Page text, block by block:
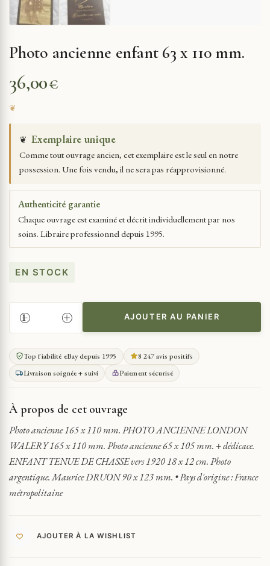
Photo ancienne enfant 63 x 110 mm.
36,00€
❦ Exemplaire unique
Comme tout ouvrage ancien, cet exemplaire est le seul en notre
possession. Une fois vendu, il ne sera pas réapprovisionné.
Authenticité garantie
Chaque ouvrage est examiné et décrit individuellement par nos
soins. Libraire professionnel depuis 1995.
EN STOCK
QUANTITÉ
DE
PHOTO
ANCIENNE
ENFANT
63
110
MM.
AJOUTER AU PANIER
Top fiabilité eBay depuis 1995
8 247 avis positifs
Livraison soignée + suivi
Paiement sécurisé
À propos de cet ouvrage
Photo ancienne 165 x 110 mm. PHOTO ANCIENNE LONDON
WALERY 165 x 110 mm. Photo ancienne 65 x 105 mm. + dédicace.
ENFANT TENUE DE CHASSE vers 1920 18 x 12 cm. Photo
argentique. Maurice DRUON 90 x 123 mm. • Pays d'origine : France
métropolitaine
AJOUTER À LA WISHLIST